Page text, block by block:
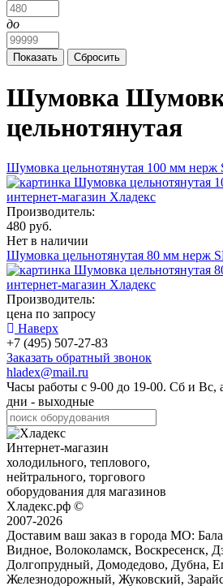
до
Шумовка
цельнотянутая
Шумовка цельнотянутая 100 мм нерж
Производитель:
480 руб.
Нет в наличии
Шумовка цельнотянутая 80 мм нерж
Производитель:
цена по запросу
Наверх
+7 (495) 507-27-83
Заказать обратный звонок
hladex@mail.ru
Часы работы с 9-00 до 19-00. Сб и Вс,
дни - выходные
Интернет-магазин
холодильного, теплового,
нейтрального, торгового
оборудования для магазинов
Хладекс.рф ©
2007-2026
Доставим ваш заказ в города МО:
Видное, Волоколамск, Воскресенск,
Долгопрудный, Домодедово, Дубна,
Железнодорожный, Жуковский,